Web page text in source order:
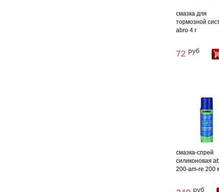
смазка для
тормозной
abro 4 г
72 руб
смазка-спрей
силиконовая
200-am-re 200
руб